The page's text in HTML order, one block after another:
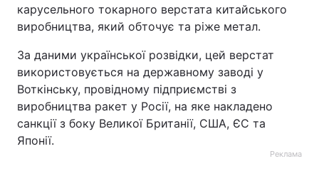
карусельного токарного верстата китайського
виробництва, який обточує та ріже метал.
За даними української розвідки, цей верстат
використовується на державному заводі у
Воткінську, провідному підприємстві з
виробництва ракет у Росії, на яке накладено
санкції з боку Великої Британії, США, ЄС та
Японії.
Реклама